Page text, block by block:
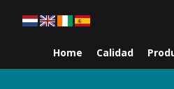
Home Calidad